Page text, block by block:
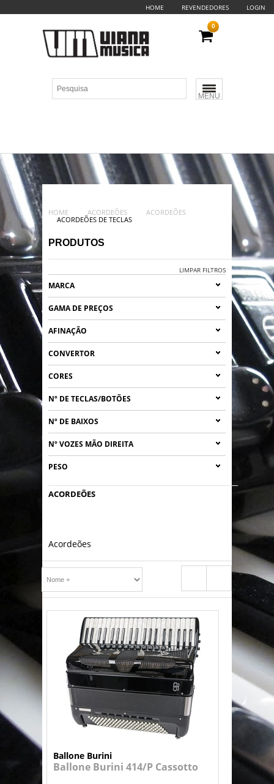
HOME REVENDEDORES LOGIN
MENU
0
HOME ACORDEÕES
ACORDEÕES
ACORDEÕES DE TECLAS
PRODUTOS
LIMPAR FILTROS
MARCA
GAMA DE PREÇOS
AFINAÇÃO
CONVERTOR
CORES
Nº DE TECLAS/BOTÕES
Nº DE BAIXOS
Nº VOZES MÃO DIREITA
PESO
ACORDEÕES
Acordeões
Ballone Burini
Ballone Burini 414/P Cassotto